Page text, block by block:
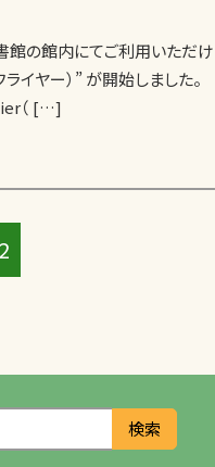
館の館内にてご利用いただけ
イヤー）” が開始しました。
（ […]
2
検索